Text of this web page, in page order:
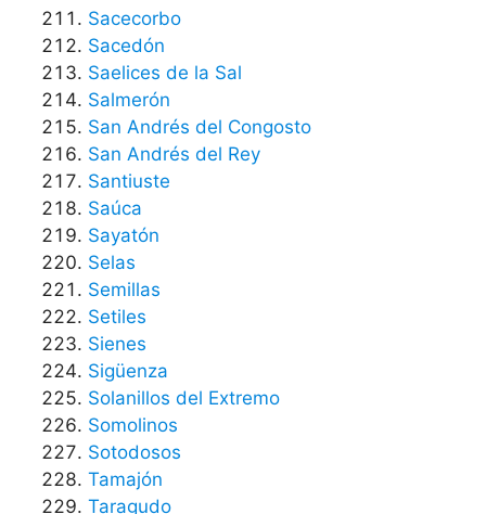
Sacecorbo
Sacedón
Saelices de la Sal
Salmerón
San Andrés del Congosto
San Andrés del Rey
Santiuste
Saúca
Sayatón
Selas
Semillas
Setiles
Sienes
Sigüenza
Solanillos del Extremo
Somolinos
Sotodosos
Tamajón
Taragudo